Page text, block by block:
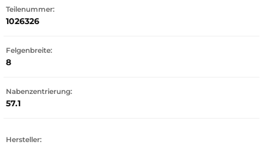
Teilenummer:
1026326
Felgenbreite:
8
Nabenzentrierung:
57.1
Hersteller: